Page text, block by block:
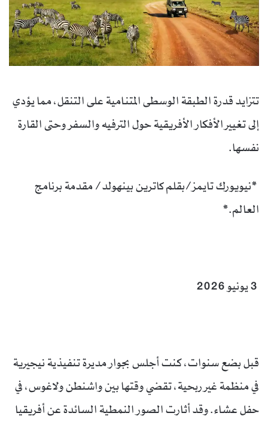
تتزايد قدرة الطبقة الوسطى المتنامية على التنقل، مما يؤدي
إلى تغيير الأفكار الأفريقية حول الترفيه والسفر وحتى القارة
نفسها.
*نيويورك تايمز/بقلم كاترين بينهولد/ مقدمة برنامج
العالم.*
قبل بضع سنوات، كنت أجلس بجوار مديرة تنفيذية نيجيرية
في منظمة غير ربحية، تقضي وقتها بين واشنطن ولاغوس، في
حفل عشاء. وقد أثارت الصور النمطية السائدة عن أفريقيا